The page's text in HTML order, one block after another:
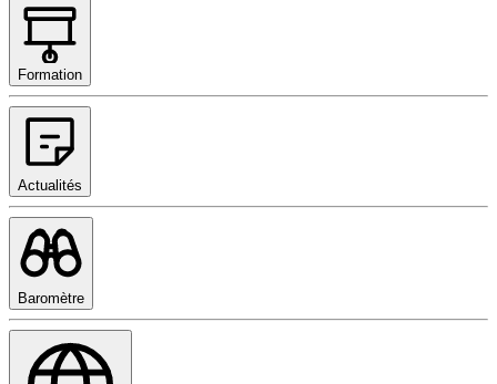
Formation
Actualités
Baromètre